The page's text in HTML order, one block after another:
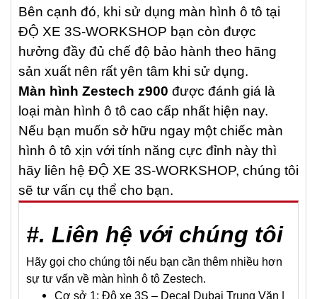
Bên cạnh đó, khi sử dụng màn hình ô tô tại
ĐỘ XE 3S-WORKSHOP bạn còn được
hưởng đầy đủ chế độ bảo hành theo hãng
sản xuất nên rất yên tâm khi sử dụng.
Màn hình Zestech z900 được đánh giá là
loại màn hình ô tô cao cấp nhất hiện nay.
Nếu bạn muốn sở hữu ngay một chiếc màn
hình ô tô xịn với tính năng cực đỉnh này thì
hãy liên hệ ĐỘ XE 3S-WORKSHOP, chúng tôi
sẽ tư vấn cụ thể cho bạn.
#. Liên hệ với chúng tôi
Hãy gọi cho chúng tôi nếu bạn cần thêm nhiều hơn
sự tư vấn về màn hình ô tô Zestech.
Cơ sở 1: Độ xe 3S – Decal Dubai Trung Văn |